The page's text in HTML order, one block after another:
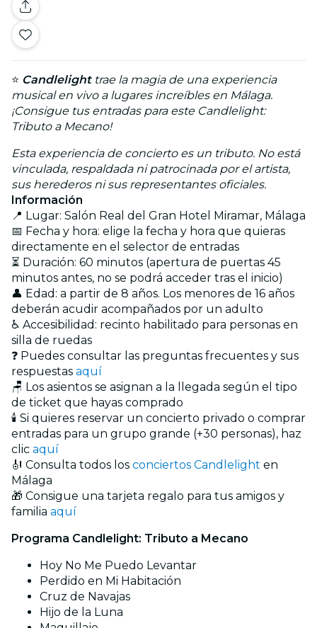
⭐ Candlelighttrae la magia de una experiencia
musical en vivo a lugares increíbles en Málaga.
¡Consigue tus entradas para este Candlelight:
Tributo a Mecano!
Esta experiencia de concierto es un tributo. No está
vinculada, respaldada ni patrocinada por el artista,
sus herederos ni sus representantes oficiales.
Información
📍 Lugar: Salón Real del Gran Hotel Miramar, Málaga
📅 Fecha y hora: elige la fecha y hora que quieras
directamente en el selector de entradas
⏳ Duración: 60 minutos (apertura de puertas 45
minutos antes, no se podrá acceder tras el inicio)
👤 Edad: a partir de 8 años. Los menores de 16 años
deberán acudir acompañados por un adulto
♿ Accesibilidad: recinto habilitado para personas en
silla de ruedas
❓ Puedes consultar las preguntas frecuentes y sus
respuestas aquí
🪑 Los asientos se asignan a la llegada según el tipo
de ticket que hayas comprado
🕯️ Si quieres reservar un concierto privado o comprar
entradas para un grupo grande (+30 personas), haz
clic aquí
🎻 Consulta todos los conciertos Candlelight en
Málaga
🎁 Consigue una tarjeta regalo para tus amigos y
familia aquí
Programa Candlelight: Tributo a Mecano
Hoy No Me Puedo Levantar
Perdido en Mi Habitación
Cruz de Navajas
Hijo de la Luna